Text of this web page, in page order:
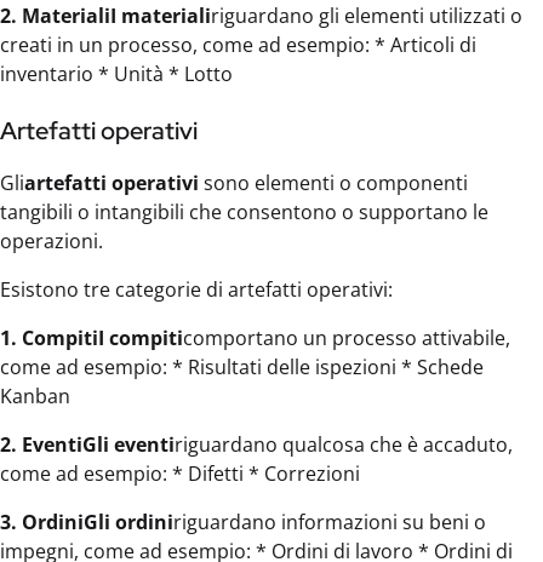
2. MaterialiI materialiriguardano gli elementi utilizzati o
creati in un processo, come ad esempio: * Articoli di
inventario * Unità * Lotto
Artefatti operativi
Gliartefatti operativi sono elementi o componenti
tangibili o intangibili che consentono o supportano le
operazioni.
Esistono tre categorie di artefatti operativi:
1. CompitiI compiticomportano un processo attivabile,
come ad esempio: * Risultati delle ispezioni * Schede
Kanban
2. EventiGli eventiriguardano qualcosa che è accaduto,
come ad esempio: * Difetti * Correzioni
3. OrdiniGli ordiniriguardano informazioni su beni o
impegni, come ad esempio: * Ordini di lavoro * Ordini di